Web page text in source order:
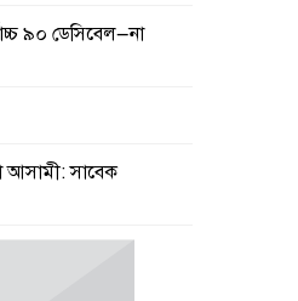
৯০ ডেসিবেল—না
আসামী: সাবেক